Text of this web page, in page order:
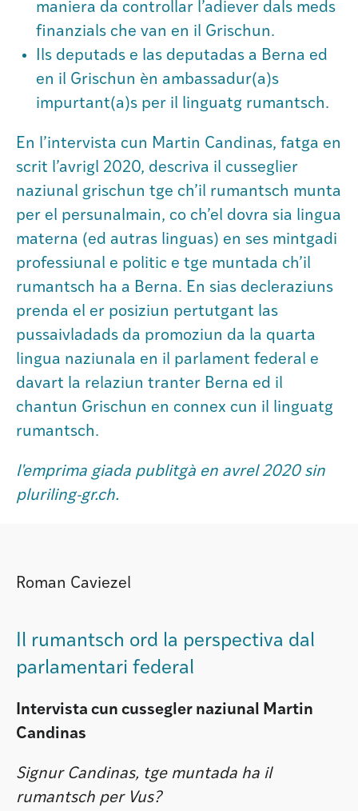
Atlas GR
maniera da controllar l’adiever dals meds
finanzials che van en il Grischun.
Ils deputads e las deputadas a Berna ed
en il Grischun èn ambassadur(a)s
impurtant(a)s per il linguatg rumantsch.
En l’intervista cun Martin Candinas, fatga en
scrit l’avrigl 2020, descriva il cusseglier
naziunal grischun tge ch’il rumantsch munta
per el persunalmain, co ch’el dovra sia lingua
materna (ed autras linguas) en ses mintgadi
professiunal e politic e tge muntada ch’il
rumantsch ha a Berna. En sias decleraziuns
prenda el er posiziun pertutgant las
pussaivladads da promoziun da la quarta
lingua naziunala en il parlament federal e
davart la relaziun tranter Berna ed il
chantun Grischun en connex cun il linguatg
rumantsch.
l'emprima giada publitgà en avrel 2020 sin
pluriling-gr.ch.
Roman Caviezel
Il rumantsch ord la perspectiva dal
parlamentari federal
Intervista cun cussegler naziunal Martin
Candinas
Signur Candinas, tge muntada ha il
rumantsch per Vus?